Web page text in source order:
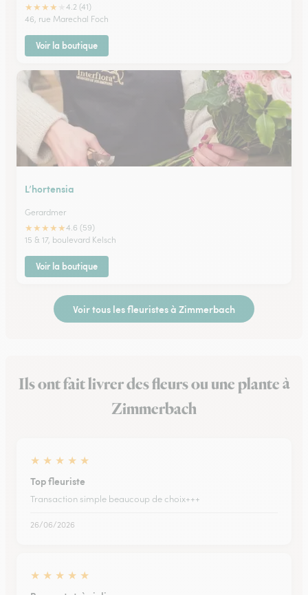
★★★★
4.2 (41)
46, rue Marechal Foch
Voir la boutique
L’hortensia
Gerardmer
★★★★★4.6 (59)
15 & 17, boulevard Kelsch
Voir la boutique
Voir tous les fleuristes à Zimmerbach
Ils ont fait livrer des fleurs ou une plante à
Zimmerbach
★ ★ ★ ★ ★
Top fleuriste
Transaction simple beaucoup de choix+++
26/06/2026
★ ★ ★ ★ ★